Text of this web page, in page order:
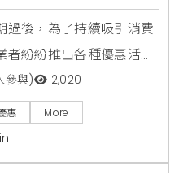
過後，為了持續吸引消費
者紛紛推出各種優惠活
雄福華大飯店的頂樓餐
外，特別推出了「身分
們能夠享受到高達五折
可達$1,480元，這無疑是
參與) 2,020
惠 More